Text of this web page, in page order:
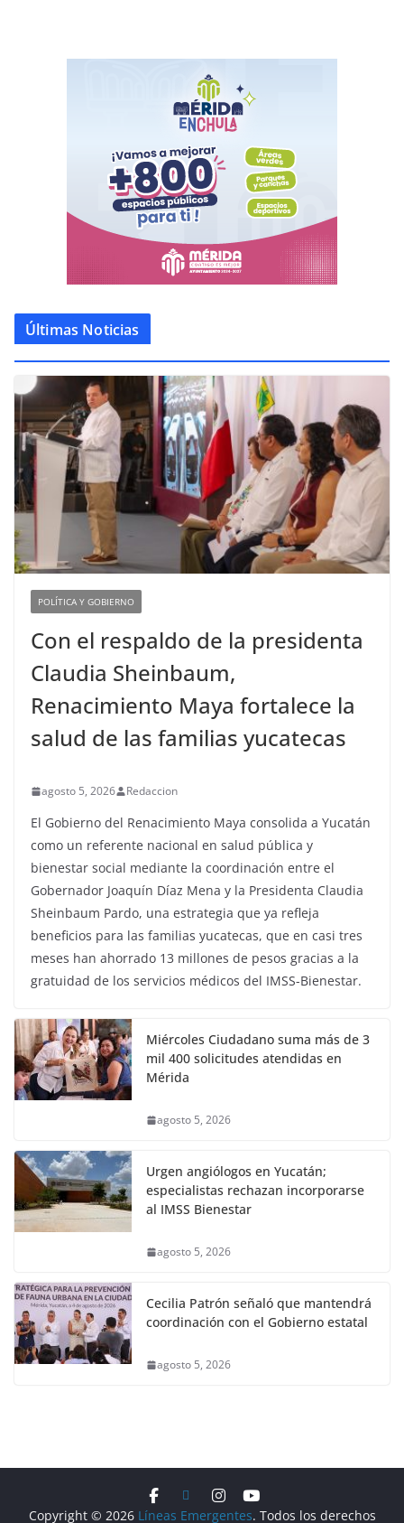
Últimas Noticias
POLÍTICA Y GOBIERNO
Con el respaldo de la presidenta
Claudia Sheinbaum,
Renacimiento Maya fortalece la
salud de las familias yucatecas
agosto 5, 2026 Redaccion
El Gobierno del Renacimiento Maya consolida a Yucatán
como un referente nacional en salud pública y
bienestar social mediante la coordinación entre el
Gobernador Joaquín Díaz Mena y la Presidenta Claudia
Sheinbaum Pardo, una estrategia que ya refleja
beneficios para las familias yucatecas, que en casi tres
meses han ahorrado 13 millones de pesos gracias a la
gratuidad de los servicios médicos del IMSS-Bienestar.
Miércoles Ciudadano suma más de 3
mil 400 solicitudes atendidas en
Mérida
agosto 5, 2026
Urgen angiólogos en Yucatán;
especialistas rechazan incorporarse
al IMSS Bienestar
agosto 5, 2026
Cecilia Patrón señaló que mantendrá
coordinación con el Gobierno estatal
agosto 5, 2026
Copyright © 2026 Líneas Emergentes. Todos los derechos